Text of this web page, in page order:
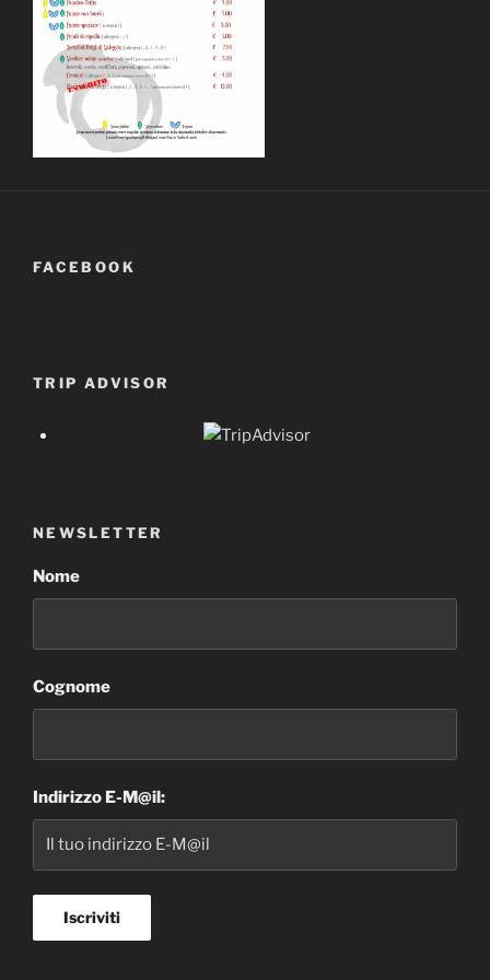
FACEBOOK
TRIP ADVISOR
NEWSLETTER
Nome
Cognome
Indirizzo E-M@il: